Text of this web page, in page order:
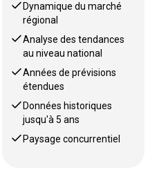
Dynamique du marché
régional
Analyse des tendances
au niveau national
Années de prévisions
étendues
Données historiques
jusqu'à 5 ans
Paysage concurrentiel